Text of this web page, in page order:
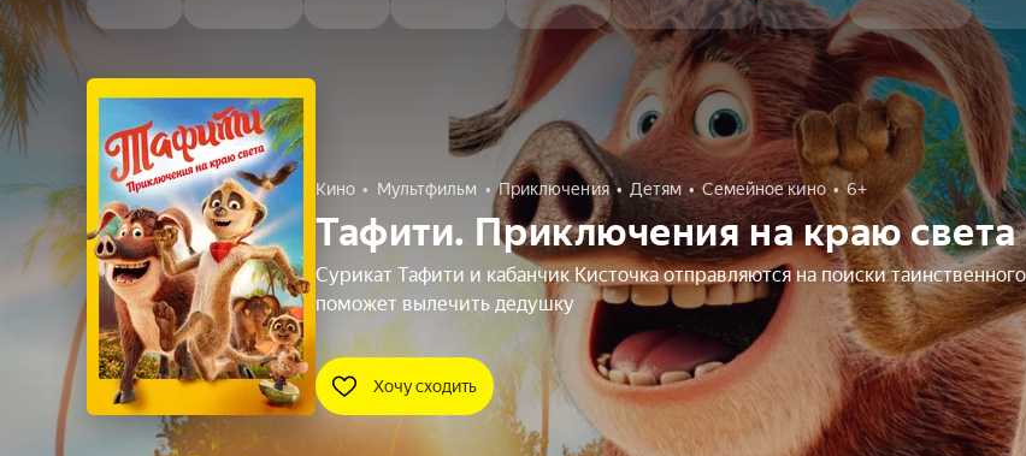
Кино Мультфильм Приключения Детям Семейное кино 6+
Тафити. Приключения на краю света
Сурикат Тафити и кабанчик Кисточка отправляются на поиски
поможет вылечить дедушку
Хочу сходить